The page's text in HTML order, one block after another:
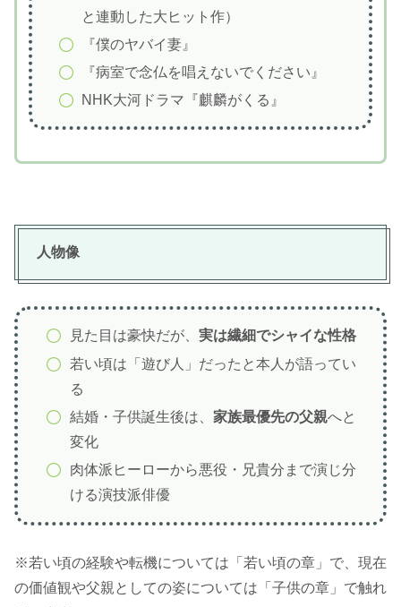
と連動した大ヒット作）
『僕のヤバイ妻』
『病室で念仏を唱えないでください』
NHK大河ドラマ『麒麟がくる』
人物像
見た目は豪快だが、 実は繊細でシャイな性格
若い頃は「遊び人」だったと本人が語ってい
る
結婚・子供誕生後は、 家族最優先の父親へと
変化
肉体派ヒーローから悪役・兄貴分まで演じ分
ける演技派俳優
※若い頃の経験や転機については「若い頃の章」で、現在
の価値観や父親としての姿については「子供の章」で触れ